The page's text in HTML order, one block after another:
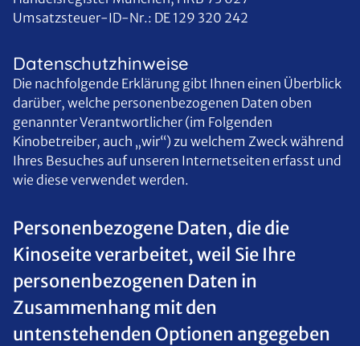
Umsatzsteuer-ID-Nr.: DE 129 320 242
Datenschutzhinweise
Die nachfolgende Erklärung gibt Ihnen einen Überblick
darüber, welche personenbezogenen Daten oben
genannter Verantwortlicher (im Folgenden
Kinobetreiber, auch „wir“) zu welchem Zweck während
Ihres Besuches auf unseren Internetseiten erfasst und
wie diese verwendet werden.
Personenbezogene Daten, die die
Kinoseite verarbeitet, weil Sie Ihre
personenbezogenen Daten in
Zusammenhang mit den
untenstehenden Optionen angegeben